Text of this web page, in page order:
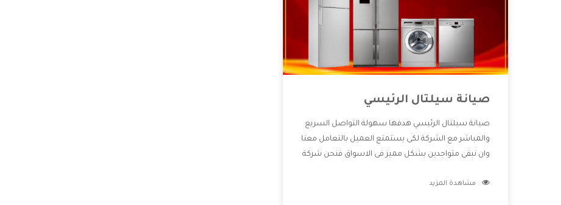
صيانة سيلتال الرئيسي
صيانة سيلتال الرئيسي هدفها سهولة التواصل السريع
والمباشر مع الشركة لكى يستمتع العميل بالتعامل معنا
وان نبقى متواجدين بشكل مميز فى الاسواق فنحن شركة
بالخدمات التى تنفرد الشركة بها والتى تكون منها خدمة
مشاهدة المزيد